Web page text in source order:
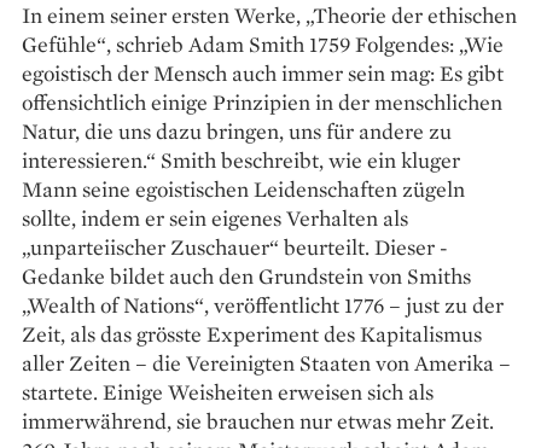
In einem ­seiner ersten Werke, „Theorie der ethischen
Gefühle“, schrieb Adam Smith 1759 ­Folgendes: „Wie
egoistisch der Mensch auch immer sein mag: Es gibt
offensichtlich einige Prinzipien in der menschlichen
Natur, die uns dazu bringen, uns für andere zu
interessieren.“ Smith beschreibt, wie ein kluger
Mann seine egoistischen Leidenschaften zügeln
sollte, indem er sein eigenes ­Verhalten als
„unparteiischer Zuschauer“ beurteilt. Dieser ­
Gedanke bildet auch den Grundstein von Smiths
„Wealth of Nations“, veröffentlicht 1776 – just zu der
Zeit, als das grösste Experiment des Kapitalismus
aller Zeiten – die Vereinigten Staaten von Amerika –
startete. Einige Weis­heiten erweisen sich als
immerwährend, sie brauchen nur ­etwas mehr Zeit.